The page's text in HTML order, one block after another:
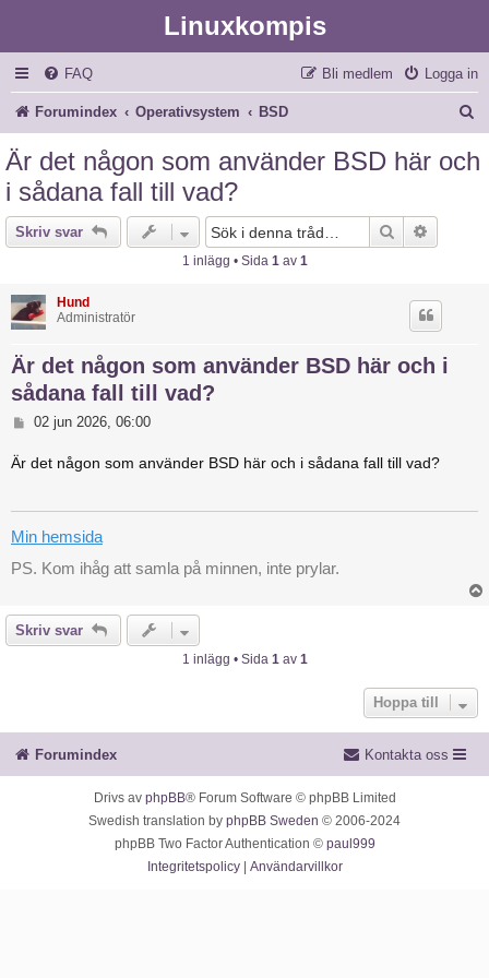
Linuxkompis
FAQ Logga in
Bli medlem
Forumindex Operativsystem BSD
k
Är det någon som använder BSD här och
i sådana fall till vad?
Skriv svar Sök
1 inlägg • Sida 1av 1
Hund
Administratör
Är det någon som använder BSD här och i
sådana fall till vad?
ä
02 jun 2026, 06:00
Är det någon som använder BSD här och i sådana fall till vad?
Min hemsida
PS. Kom ihåg att samla på minnen, inte prylar.
Skriv svar
1 inlägg • Sida 1 av 1
Hoppa till
Forumindex Kontakta oss
Drivs av phpBB® Forum Software © phpBB Limited
Swedish translation by phpBB Sweden © 2006-2024
phpBB Two Factor Authentication © paul999
Integritetspolicy| Användarvillkor